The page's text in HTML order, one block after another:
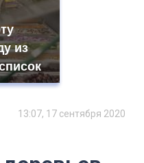
из
13:07, 17 сентября 2020